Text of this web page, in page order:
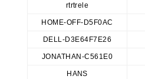
rtrtrele
HOME-OFF-D5F0AC
DELL-D3E64F7E26
JONATHAN-C561E0
HANS